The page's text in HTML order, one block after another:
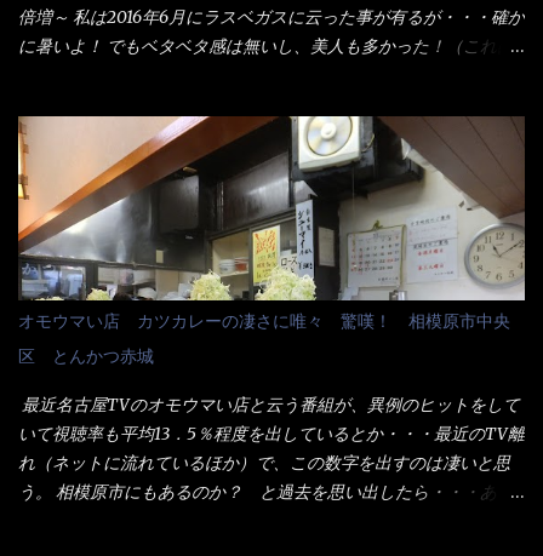
た。 でサッサと、木桶を用意してうどんだけ入れて出して来まし
た。 な～るほど、この事か・・・ で今日の2021年後半1回目のサ
＞サイズを食べられるか？である。 前回も、大しか食べていない
からね、得がどれくらいの満腹度になるのか？ この得サイズの木
桶は、銭湯で使う洗い桶サイズだなぁ～ この木桶サイズに、満々
と湯が注がれていたら食べ進むうちに、麺が伸びてしまうだろ
う。 これなら茹で上がった直後のままで、食べ進められるじゃな
いか！ 別皿で、葱と天かすを満タンに用意して、山葵も2つ。 そ
れに湯が無い利点として、汁が薄まらない！ これだよ、こ
れ！！ 湯があると、うどんと共に汁の方へ湯までも入ってしま
う。つまりラーメンの麺にスープが絡む現象ですな。 結局、伸び
ずに汁も薄らむこともなく・・最後の方で＜だし汁＞を少し追加
しました。 腹イッパイだけど、得サイズは全てお腹の中へ収まっ
たし満足達成度100％ 苦しいと云う事も無いな！ まだ鶏天1個位
は入りそうだね。 と云う事で、今回＜釜揚げうどんの湯無し＞を
試したら、確...
倍増～ 私は2016年6月にラスベガスに云った事が有るが・・・確か
に暑いよ！ でもベタベタ感は無いし、美人も多かった！（これは
中元は、丁度お盆の夏場に日頃お世話になっている方への＜ご挨
拶＞としての贈り物の習慣です。 今では、大分廃れてしまってい
るかと・・・小生もお中元やお歳暮など送った事は無い！（キッ
パリ） まぁ～この慣習が残っているのは、官公庁や超大手企業戦
士（昇進目的）などの世界でしょう。 要は、ゴマスリ・・・てな
感じかな。 丸亀製麺と云えば、大阪誕生→全国区（北海道と沖縄
は？）へ広がった、讃岐饂飩チェーン店大手といっても過言では
無いでしょう。 各店舗で、毎日饂飩を打っているので饂飩好きの
方には店舗に寄って違う！と云う人も居るらしい・・ そんな大手
讃岐饂飩チェーン店と関係があるのか？ 箱詰め乾麺！ このパッ
ケージからすれば、間違いなく贈答用目的でしょう。 そんな贈答
用箱詰め饂飩・・・またもやメガドンキで発見し購入！ 中身は、
この様な状態です。 乾麺の束が6束／一パックになっており、それ
オモウマい店 カツカレーの凄さに唯々 驚嘆！ 相模原市中央
区 とんかつ赤城
最近名古屋TVのオモウマい店と云う番組が、異例のヒットをして
いて視聴率も平均13．5％程度を出しているとか・・・最近のTV離
れ（ネットに流れているほか）で、この数字を出すのは凄いと思
う。 相模原市にもあるのか？ と過去を思い出したら・・・あっ